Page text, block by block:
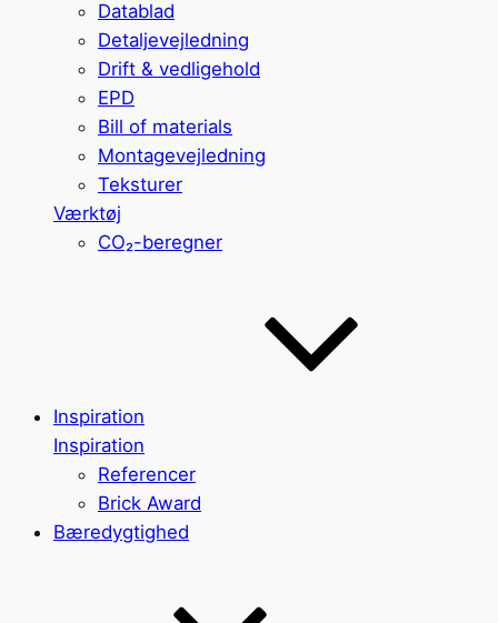
Datablad
Detaljevejledning
Drift & vedligehold
EPD
Bill of materials
Montagevejledning
Teksturer
Værktøj
CO₂-beregner
Inspiration
Inspiration
Referencer
Brick Award
Bæredygtighed